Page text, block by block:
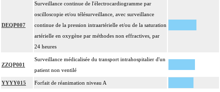
DEQP007
Surveillance continue de l'électrocardiogramme par
oscilloscopie et/ou télésurveillance, avec surveillance
continue de la pression intraartérielle et/ou de la saturation
artérielle en oxygène par méthodes non effractives, par
24 heures
ZZQP001
Surveillance médicalisée du transport intrahospitalier d'un
patient non ventilé
YYYY015 Forfait de réanimation niveau A